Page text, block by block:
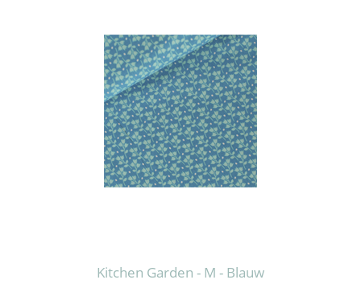
Kitchen Garden - M - Blauw